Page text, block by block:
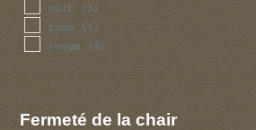
noir (3)
rose (1)
rouge (4)
Fermeté de la chair